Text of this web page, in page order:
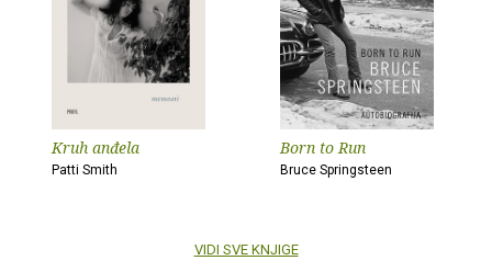
Kruh anđela
Patti Smith
Born to Run
Bruce Springsteen
VIDI SVE KNJIGE